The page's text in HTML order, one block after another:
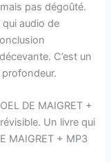
pas dégoûté.
audio de
C’est un
DE MAIGRET +
Un livre qui
MAIGRET + MP3